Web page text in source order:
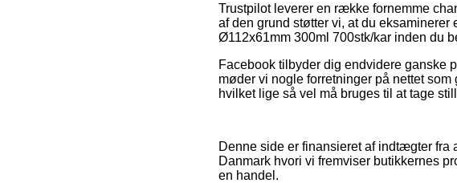
Trustpilot leverer en række fornemme
af den grund støtter vi, at du
Ø112x61mm 300ml 700stk/kar inden du
Facebook tilbyder dig endvidere ganske
møder vi nogle forretninger på nettet
hvilket lige så vel må bruges til at tage
Denne side er finansieret af indtægter
Danmark hvori vi fremviser butikkernes
en handel.